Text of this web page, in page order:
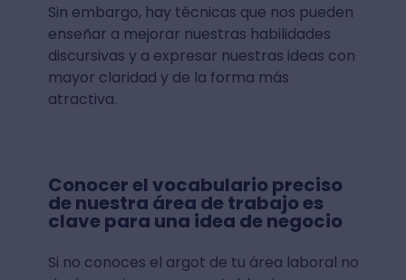
Sin embargo, hay técnicas que nos pueden
enseñar a mejorar nuestras habilidades
discursivas y a expresar nuestras ideas con
mayor claridad y de la forma más
atractiva.
Conocer el vocabulario preciso
de nuestra área de trabajo es
clave para una idea de negocio
Si no conoces el argot de tu área laboral no